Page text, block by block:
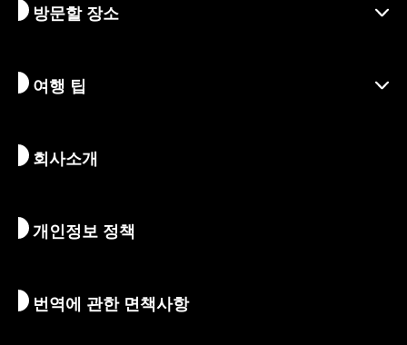
시즌별 정보
지속가능한 관광
여행 아이디어
액티비티
예술 & 문화
아침 & 밤
숙박 시설
방문할 장소
목적지
여정
여행 팁
교토 둘러보기
지도 및 도구
통역 가이드
회사소개
개인정보 정책
번역에 관한 면책사항